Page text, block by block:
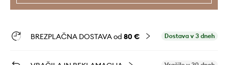
BREZPLAČNA DOSTAVA od 80 € Dostava v 3 dneh